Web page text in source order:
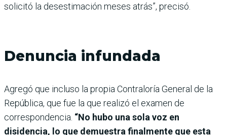
solicitó la desestimación meses atrás”, precisó.
Denuncia infundada
Agregó que incluso la propia Contraloría General de la
República, que fue la que realizó el examen de
correspondencia. “No hubo una sola voz en
disidencia, lo que demuestra finalmente que esta